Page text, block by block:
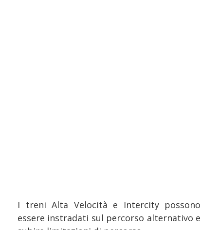
I treni Alta Velocità e Intercity possono
essere instradati sul percorso alternativo e